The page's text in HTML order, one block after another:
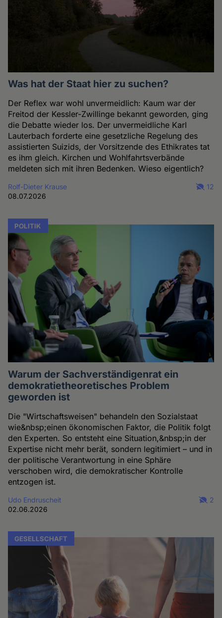
Was hat der Staat hier zu suchen?
Der Reflex war wohl unvermeidlich: Kaum war der
Freitod der Kessler-Zwillinge bekannt geworden, ging
die Debatte wieder los. Der unvermeidliche Karl
Lauterbach forderte eine gesetzliche Regelung des
assistierten Suizids, der Vorsitzende des Ethikrates tat
es ihm gleich. Kirchen und Wohlfahrtsverbände
meldeten sich mit ihren Bedenken. Wieso eigentlich?
Rolf-Dieter Krause
08.07.2026
12
POLITIK
Warum der Sachverständigenrat ein
demokratietheoretisches Problem
geworden ist
Die "Wirtschaftsweisen" behandeln den Sozialstaat
wie&nbsp;einen ökonomischen Faktor, die Politik folgt
den Experten. So entsteht eine Situation,&nbsp;in der
Expertise nicht mehr berät, sondern legitimiert – und in
der politische Verantwortung in eine Sphäre
verschoben wird, die demokratischer Kontrolle
entzogen ist.
Udo Endruscheit
02.06.2026
2
GESELLSCHAFT